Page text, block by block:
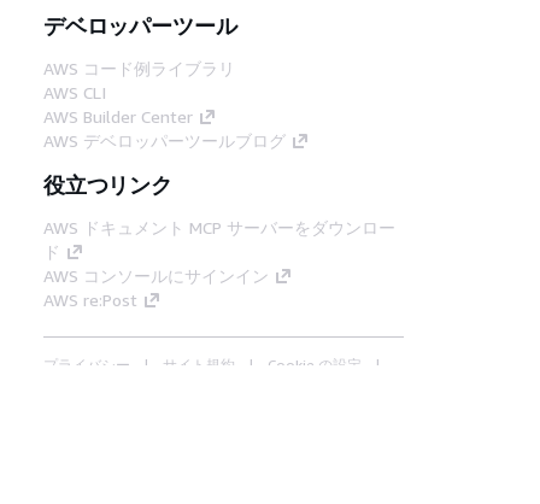
デベロッパーツール
AWS コード例ライブラリ
AWS CLI
AWS Builder Center
AWS デベロッパーツールブログ
役立つリンク
AWS ドキュメント MCP サーバーをダウンロー
ド
AWS コンソールにサインイン
AWS re:Post
プライバシー サイト規約
Cookie の設定